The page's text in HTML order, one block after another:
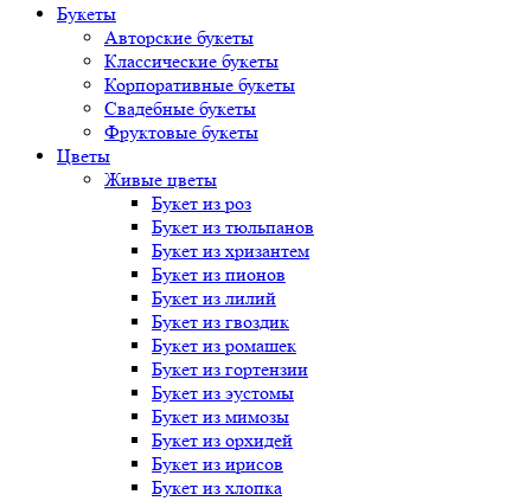
Букеты
Авторские букеты
Классические букеты
Корпоративные букеты
Свадебные букеты
Фруктовые букеты
Цветы
Живые цветы
Букет из роз
Букет из тюльпанов
Букет из хризантем
Букет из пионов
Букет из лилий
Букет из гвоздик
Букет из ромашек
Букет из гортензии
Букет из эустомы
Букет из мимозы
Букет из орхидей
Букет из ирисов
Букет из хлопка